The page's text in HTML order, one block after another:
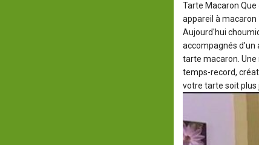
Tarte Macaron Que
appareil à macaron
Aujourd'hui
accompagnés d'un
tarte macaron.
temps-record,
votre tarte soit